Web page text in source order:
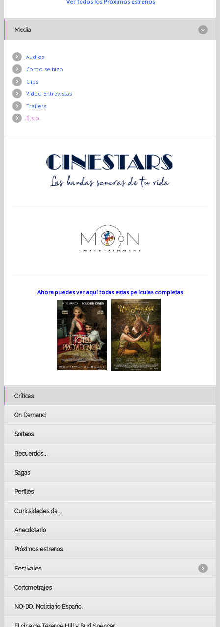
Ver todos los Próximos estrenos
Media
Audios
Como se hizo
Clips
Vídeo Entrevistas
Trailers
B.s.o.
Ahora puedes ver aquí todas estas películas completas
Críticas
On Demand
Sorteos
Recuerdos...
Sagas
Perfiles
Curiosidades de...
Anecdotario
Próximos estrenos
Festivales
LOS OSCARS
GOYAS
Cortometrajes
NO-DO. Noticiario Español